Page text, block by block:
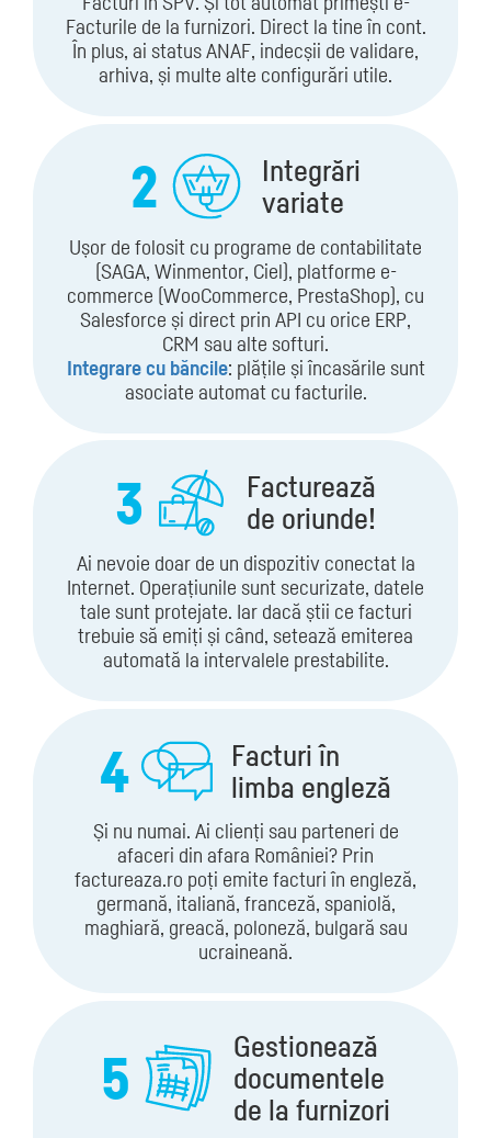
Facturile de la furnizori. Direct la tine în cont.
În plus, ai status ANAF, indecșii de validare,
arhiva, și multe alte configurări utile.
2
Integrări
variate
Ușor de folosit cu programe de contabilitate
(SAGA, Winmentor, Ciel), platforme e-
commerce (WooCommerce, PrestaShop), cu
Salesforce și direct prin API cu orice ERP,
CRM sau alte softuri.
Integrare cu băncile: plățile și încasările sunt
asociate automat cu facturile.
3
Facturează
de oriunde!
Ai nevoie doar de un dispozitiv conectat la
Internet. Operațiunile sunt securizate, datele
tale sunt protejate. Iar dacă știi ce facturi
trebuie să emiți și când, setează emiterea
automată la intervalele prestabilite.
4
Facturi în
limba engleză
Și nu numai. Ai clienți sau parteneri de
afaceri din afara României? Prin
factureaza.ro poți emite facturi în engleză,
germană, italiană, franceză, spaniolă,
maghiară, greacă, poloneză, bulgară sau
ucraineană.
5
Gestionează
documentele
de la furnizori